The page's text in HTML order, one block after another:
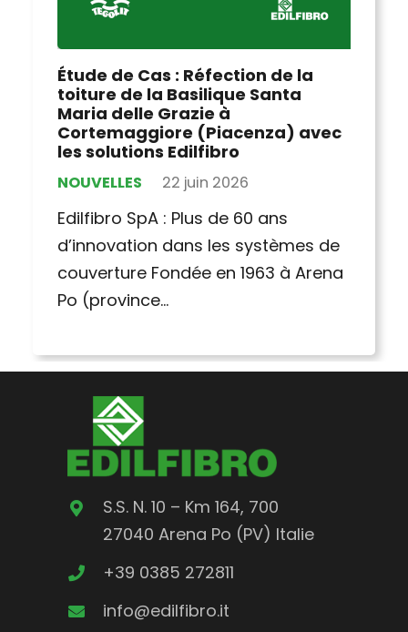
Étude de Cas : Réfection de la
toiture de la Basilique Santa
Maria delle Grazie à
Cortemaggiore (Piacenza) avec
les solutions Edilfibro
NOUVELLES 22 juin 2026
Edilfibro SpA : Plus de 60 ans
d’innovation dans les systèmes de
couverture Fondée en 1963 à Arena
Po (province…
S.S. N. 10 – Km 164, 700
27040 Arena Po (PV) Italie
+39 0385 272811
info@edilfibro.it